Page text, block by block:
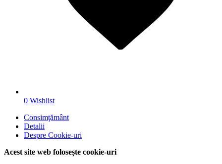
0 Wishlist
Consimţământ
Detalii
Despre Cookie-uri
Acest site web folosește cookie-uri